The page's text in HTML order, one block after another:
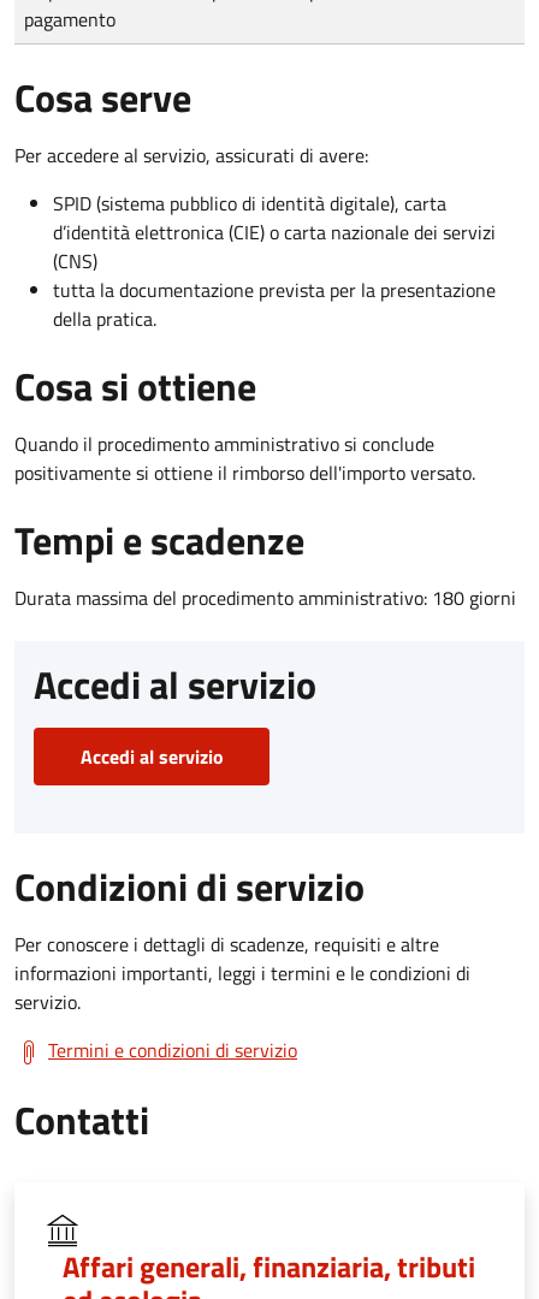
pagamento
Cosa serve
Per accedere al servizio, assicurati di avere:
SPID (sistema pubblico di identità digitale), carta
d’identità elettronica (CIE) o carta nazionale dei servizi
(CNS)
tutta la documentazione prevista per la presentazione
della pratica.
Cosa si ottiene
Quando il procedimento amministrativo si conclude
positivamente si ottiene il rimborso dell'importo versato.
Tempi e scadenze
Durata massima del procedimento amministrativo: 180 giorni
Accedi al servizio
Accedi al servizio
Condizioni di servizio
Per conoscere i dettagli di scadenze, requisiti e altre
informazioni importanti, leggi i termini e le condizioni di
servizio.
Termini e condizioni di servizio
Contatti
Affari generali, finanziaria, tributi